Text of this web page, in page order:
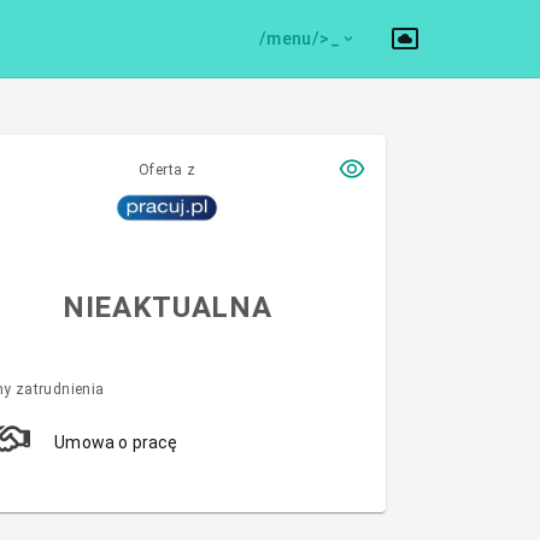
/menu/>
Oferta z
NIEAKTUALNA
zatrudnienia
Umowa o pracę